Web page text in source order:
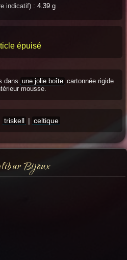
indicatif) : 4.39 g
épuisé
dans une jolie boîte cartonnée rigide
mousse.
triskell | celtique
Bijoux